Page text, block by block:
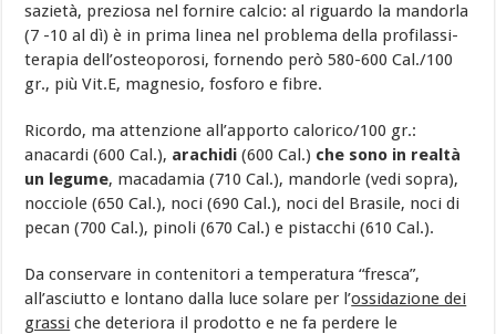
sazietà, preziosa nel fornire calcio: al riguardo la mandorla
(7 -10 al dì) è in prima linea nel problema della profilassi-
terapia dell’osteoporosi, fornendo però 580-600 Cal./100
gr., più Vit.E, magnesio, fosforo e fibre.
Ricordo, ma attenzione all’apporto calorico/100 gr.:
anacardi (600 Cal.), arachidi(600 Cal.) che sono in realtà
un legume, macadamia (710 Cal.), mandorle (vedi sopra),
nocciole (650 Cal.), noci (690 Cal.), noci del Brasile, noci di
pecan (700 Cal.), pinoli (670 Cal.) e pistacchi (610 Cal.).
Da conservare in contenitori a temperatura “fresca”,
all’asciutto e lontano dalla luce solare per l’ossidazione dei
grassi che deteriora il prodotto e ne fa perdere le